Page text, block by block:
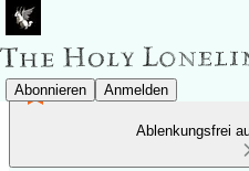
Abonnieren Anmelden
Ablenkungsfrei